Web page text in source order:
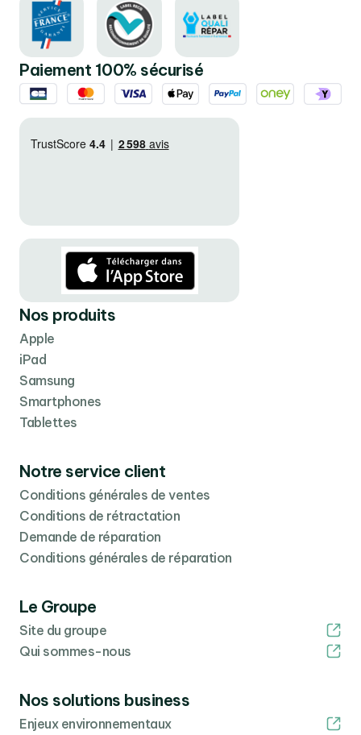
Paiement 100% sécurisé
Nos produits
Apple
iPad
Samsung
Smartphones
Tablettes
Notre service client
Conditions générales de ventes
Conditions de rétractation
Demande de réparation
Conditions générales de réparation
Le Groupe
Site du groupe
Qui sommes-nous
Nos solutions business
Enjeux environnementaux